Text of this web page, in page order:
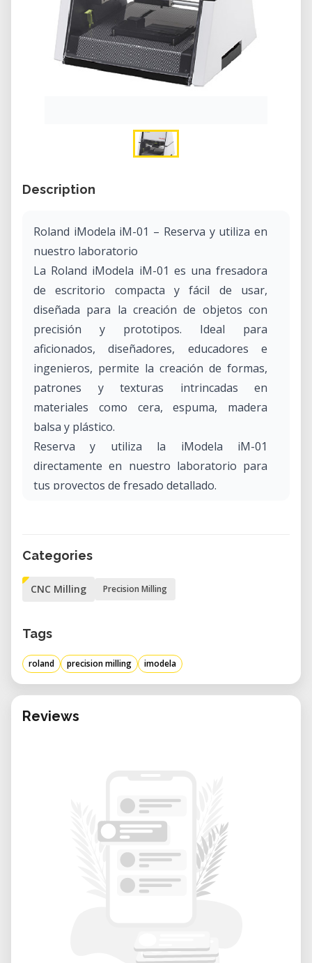
Description
Roland iModela iM-01 – Reserva y utiliza en
nuestro laboratorio
La Roland iModela iM-01 es una fresadora
de escritorio compacta y fácil de usar,
diseñada para la creación de objetos con
precisión y prototipos. Ideal para
aficionados, diseñadores, educadores e
ingenieros, permite la creación de formas,
patrones y texturas intrincadas en
materiales como cera, espuma, madera
balsa y plástico.
Reserva y utiliza la iModela iM-01
directamente en nuestro laboratorio para
tus proyectos de fresado detallado.
CNC portátil y miniaturizada que permite a
dos y tres dimensiones. Se conecta sin
funciona con iModela Creator, el software
de diseño dedicado de Roland. Esta
fresadora de escritorio es ampliamente
utilizada en laboratorios de fabricación
digital, espacios de makers y entornos
• Materiales soportados: Materiales blandos
como resinas, tableros de modelado, madera
balsa, laminado de PCB y plásticos.
• Movimientos (X, Y, Z): 86 x 55 x 26 mm (3,39
x 2,17 x 1,02 pulgadas).
Categories
CNC Milling Precision Milling
Tags
roland precision milling imodela
Reviews